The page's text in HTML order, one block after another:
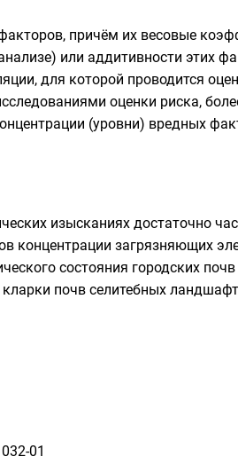
причём их весовые
или аддитивности этих
для которой проводится
оценки риска,
(уровни) вредных
изысканиях достаточно
концентрации загрязняющих
состояния городских
кларки почв селитебных
01